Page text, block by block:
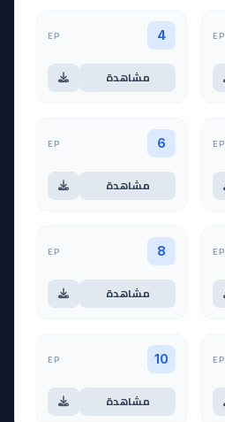
EP
4
EP
مشاهدة
EP
6
EP
مشاهدة
EP
8
EP
مشاهدة
EP
10
EP
مشاهدة